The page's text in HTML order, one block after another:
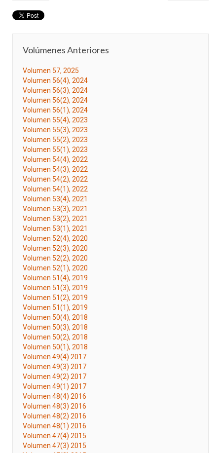
Volúmenes Anteriores
Volumen 57, 2025
Volumen 56(4), 2024
Volumen 56(3), 2024
Volumen 56(2), 2024
Volumen 56(1), 2024
Volumen 55(4), 2023
Volumen 55(3), 2023
Volumen 55(2), 2023
Volumen 55(1), 2023
Volumen 54(4), 2022
Volumen 54(3), 2022
Volumen 54(2), 2022
Volumen 54(1), 2022
Volumen 53(4), 2021
Volumen 53(3), 2021
Volumen 53(2), 2021
Volumen 53(1), 2021
Volumen 52(4), 2020
Volumen 52(3), 2020
Volumen 52(2), 2020
Volumen 52(1), 2020
Volumen 51(4), 2019
Volumen 51(3), 2019
Volumen 51(2), 2019
Volumen 51(1), 2019
Volumen 50(4), 2018
Volumen 50(3), 2018
Volumen 50(2), 2018
Volumen 50(1), 2018
Volumen 49(4) 2017
Volumen 49(3) 2017
Volumen 49(2) 2017
Volumen 49(1) 2017
Volumen 48(4) 2016
Volumen 48(3) 2016
Volumen 48(2) 2016
Volumen 48(1) 2016
Volumen 47(4) 2015
Volumen 47(3) 2015